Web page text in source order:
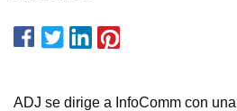
ADJ se dirige a InfoComm con